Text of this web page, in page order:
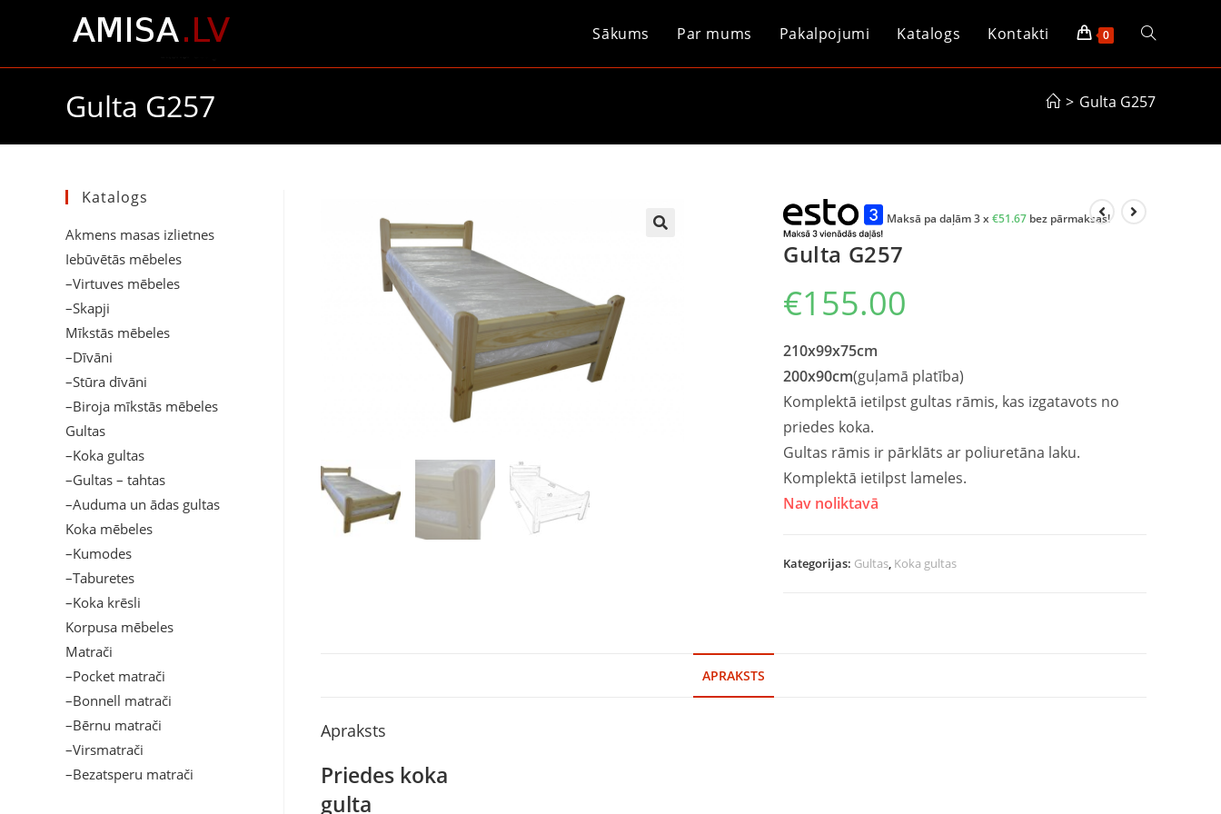
Sākums Par mums Pakalpojumi Katalogs Kontakti 0
Gulta G257 > Gulta G257
Maksā pa daļām 3 x€51.67 bez pārmaksas!
Gulta G257
€155.00
210x99x75cm
200x90cm(guļamā platība)
Komplektā ietilpst gultas rāmis, kas izgatavots no
priedes koka.
Gultas rāmis ir pārklāts ar poliuretāna laku.
Komplektā ietilpst lameles.
Nav noliktavā
Kategorijas: Gultas, Koka gultas
APRAKSTS
Apraksts
Priedes koka
gulta
Katalogs
Akmens masas izlietnes
Iebūvētās mēbeles
–Virtuves mēbeles
–Skapji
Mīkstās mēbeles
–Dīvāni
–Stūra dīvāni
–Biroja mīkstās mēbeles
Gultas
–Koka gultas
–Gultas – tahtas
–Auduma un ādas gultas
Koka mēbeles
–Kumodes
–Taburetes
–Koka krēsli
Korpusa mēbeles
Matrači
–Pocket matrači
–Bonnell matrači
–Bērnu matrači
–Virsmatrači
–Bezatsperu matrači